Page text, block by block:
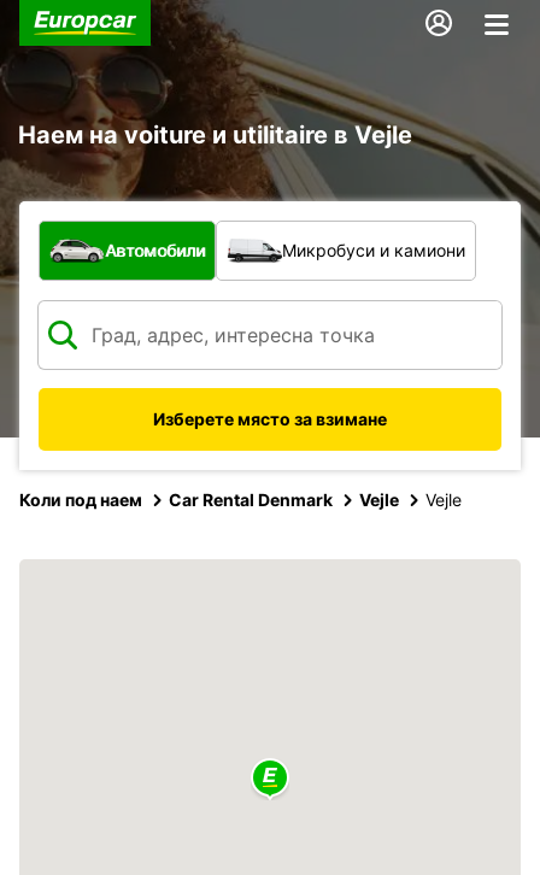
Наем на voiture и utilitaire в Vejle
С какво превозно средство?
Автомобили Микробуси и камиони
Изберете място за взимане
Коли под наем Car Rental Denmark Vejle Vejle